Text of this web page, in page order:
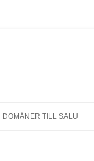
DOMÄNER TILL SALU